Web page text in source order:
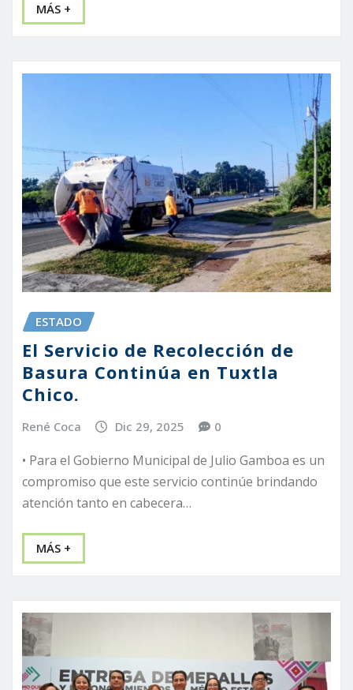
MÁS +
ESTADO
El Servicio de Recolección de
Basura Continúa en Tuxtla
Chico.
René Coca Dic 29, 2025 0
• Para el Gobierno Municipal de Julio Gamboa es un
compromiso que este servicio continúe brindando
atención tanto en cabecera…
MÁS +